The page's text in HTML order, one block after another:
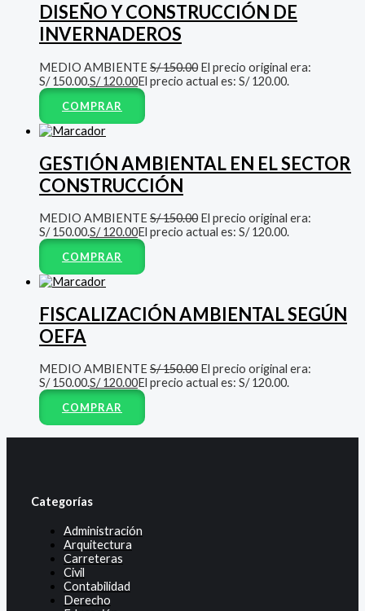
DISEÑO Y CONSTRUCCIÓN DE
INVERNADEROS
MEDIO AMBIENTE S/150.00 El precio original era:
S/ 150.00.S/120.00El precio actual es: S/ 120.00.
COMPRAR
GESTIÓN AMBIENTAL EN EL SECTOR
CONSTRUCCIÓN
MEDIO AMBIENTE S/150.00 El precio original era:
S/ 150.00.S/120.00El precio actual es: S/ 120.00.
COMPRAR
FISCALIZACIÓN AMBIENTAL SEGÚN
OEFA
MEDIO AMBIENTE S/150.00 El precio original era:
S/ 150.00.S/120.00El precio actual es: S/ 120.00.
COMPRAR
Categorías
Administración
Arquitectura
Carreteras
Civil
Contabilidad
Derecho